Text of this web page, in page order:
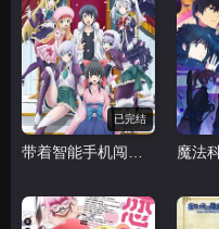
已完结